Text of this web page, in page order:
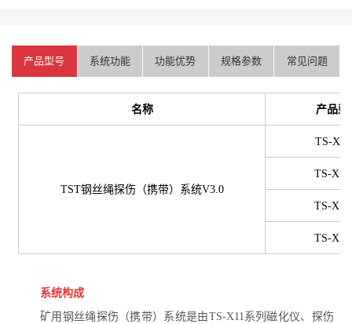
产品型号 系统功能 功能优势 规格参数 常见问题
名称 产品型
TST钢丝绳探伤（携带）系统V3.0
TS-
TS-
TS-
TS-
系统构成
矿用钢丝绳探伤（携带）系统是由TS-X11系列磁化仪、探伤